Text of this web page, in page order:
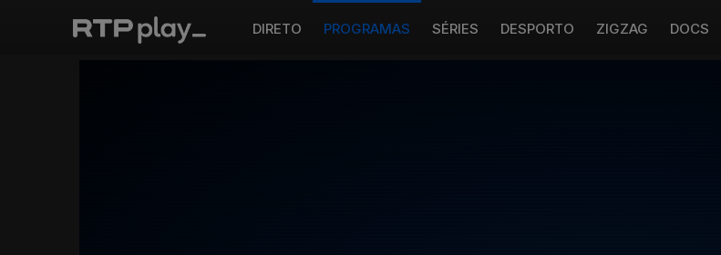
DIRETO PROGRAMAS SÉRIES DESPORTO ZIGZAG DOCS